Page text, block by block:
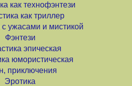
как технофэнтези
как триллер
с ужасами и мистикой
Фэнтези
эпическая
юмористическая
приключения
Эротика